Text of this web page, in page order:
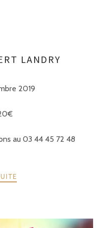
LANDRY
2019
au 03 44 45 72 48